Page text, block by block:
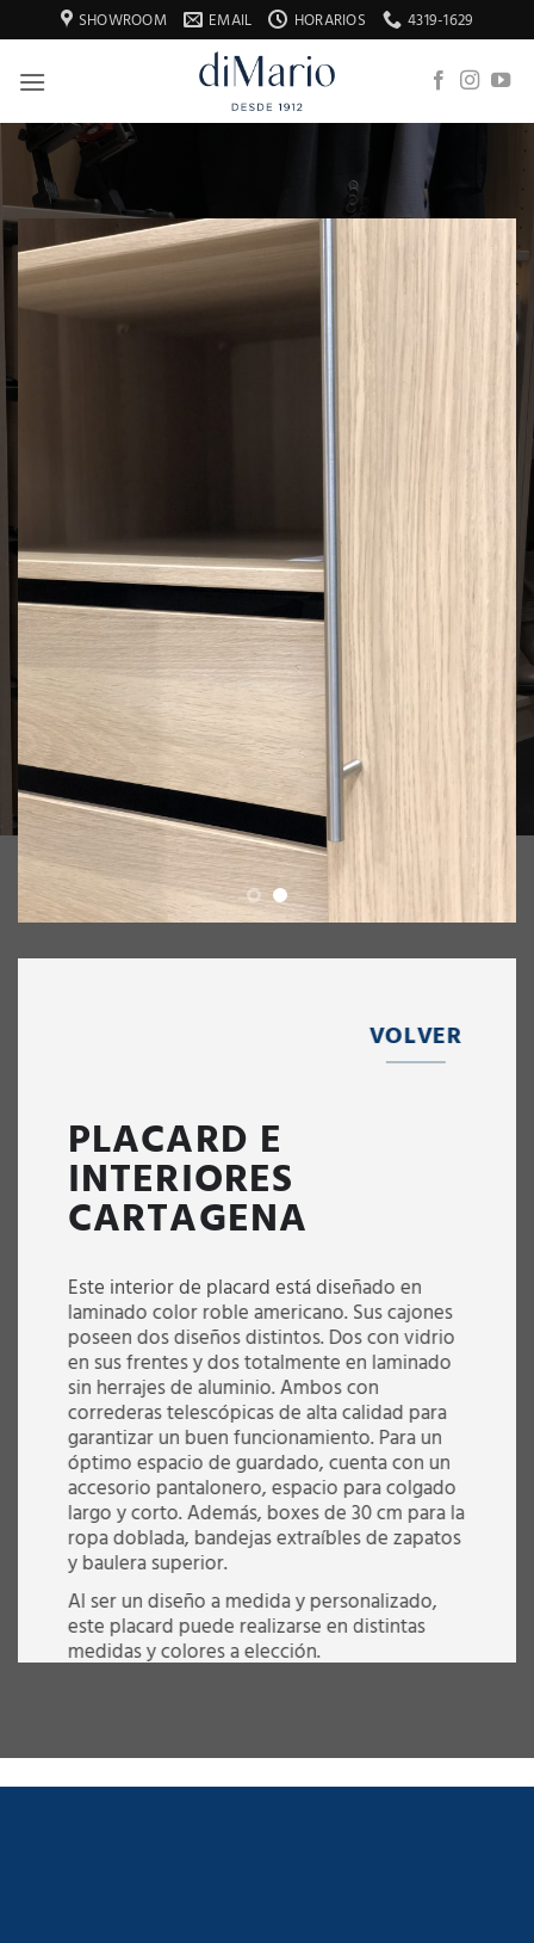
al
contenido
SHOWROOM EMAIL HORARIOS 4319-1629
VOLVER
PLACARD E
INTERIORES
CARTAGENA
Este interior de placard está diseñado en
laminado color roble americano. Sus cajones
poseen dos diseños distintos. Dos con vidrio
en sus frentes y dos totalmente en laminado
sin herrajes de aluminio. Ambos con
correderas telescópicas de alta calidad para
garantizar un buen funcionamiento. Para un
óptimo espacio de guardado, cuenta con un
accesorio pantalonero, espacio para colgado
largo y corto. Además, boxes de 30 cm para la
ropa doblada, bandejas extraíbles de zapatos
y baulera superior.
Al ser un diseño a medida y personalizado,
este placard puede realizarse en distintas
medidas y colores a elección.